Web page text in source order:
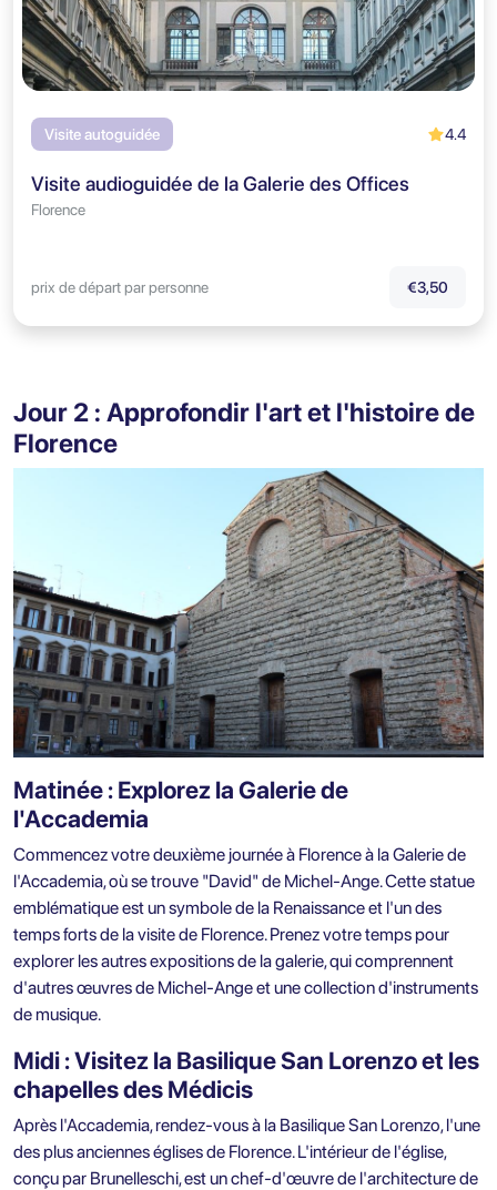
Visite autoguidée 4.4
Visite audioguidée de la Galerie des Offices
Florence
prix de départ par personne €3,50
Jour 2 : Approfondir l'art et l'histoire de
Florence
Matinée : Explorez la Galerie de
l'Accademia
Commencez votre deuxième journée à Florence à la Galerie de
l'Accademia, où se trouve "David" de Michel-Ange. Cette statue
emblématique est un symbole de la Renaissance et l'un des
temps forts de la visite de Florence. Prenez votre temps pour
explorer les autres expositions de la galerie, qui comprennent
d'autres œuvres de Michel-Ange et une collection d'instruments
de musique.
Midi : Visitez la Basilique San Lorenzo et les
chapelles des Médicis
Après l'Accademia, rendez-vous à la Basilique San Lorenzo, l'une
des plus anciennes églises de Florence. L'intérieur de l'église,
conçu par Brunelleschi, est un chef-d'œuvre de l'architecture de